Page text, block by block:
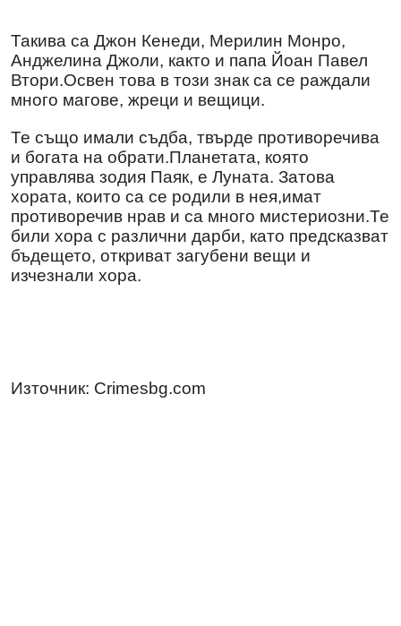
Такива са Джон Кенеди, Мерилин Монро,
Анджелина Джоли, както и папа Йоан Павел
Втори.Освен това в този знак са се раждали
много магове, жреци и вещици.
Те също имали съдба, твърде противоречива
и богата на обрати.Планетата, която
управлява зодия Паяк, е Луната. Затова
хората, които са се родили в нея,имат
противоречив нрав и са много мистериозни.Те
били хора с различни дарби, като предсказват
бъдещето, откриват загубени вещи и
изчезнали хора.
Източник: Crimesbg.com